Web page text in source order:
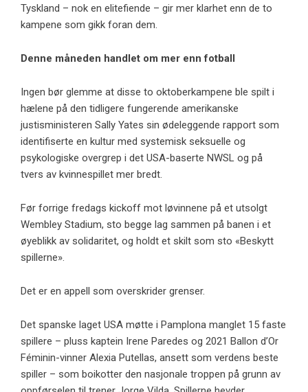
Tyskland – nok en elitefiende – gir mer klarhet enn de to
kampene som gikk foran dem.
Denne måneden handlet om mer enn fotball
Ingen bør glemme at disse to oktoberkampene ble spilt i
hælene på den tidligere fungerende amerikanske
justisministeren Sally Yates sin ødeleggende rapport som
identifiserte en kultur med systemisk seksuelle og
psykologiske overgrep i det USA-baserte NWSL og på
tvers av kvinnespillet mer bredt.
Før forrige fredags kickoff mot løvinnene på et utsolgt
Wembley Stadium, sto begge lag sammen på banen i et
øyeblikk av solidaritet, og holdt et skilt som sto «Beskytt
spillerne».
Det er en appell som overskrider grenser.
Det spanske laget USA møtte i Pamplona manglet 15 faste
spillere – pluss kaptein Irene Paredes og 2021 Ballon d’Or
Féminin-vinner Alexia Putellas, ansett som verdens beste
spiller – som boikotter den nasjonale troppen på grunn av